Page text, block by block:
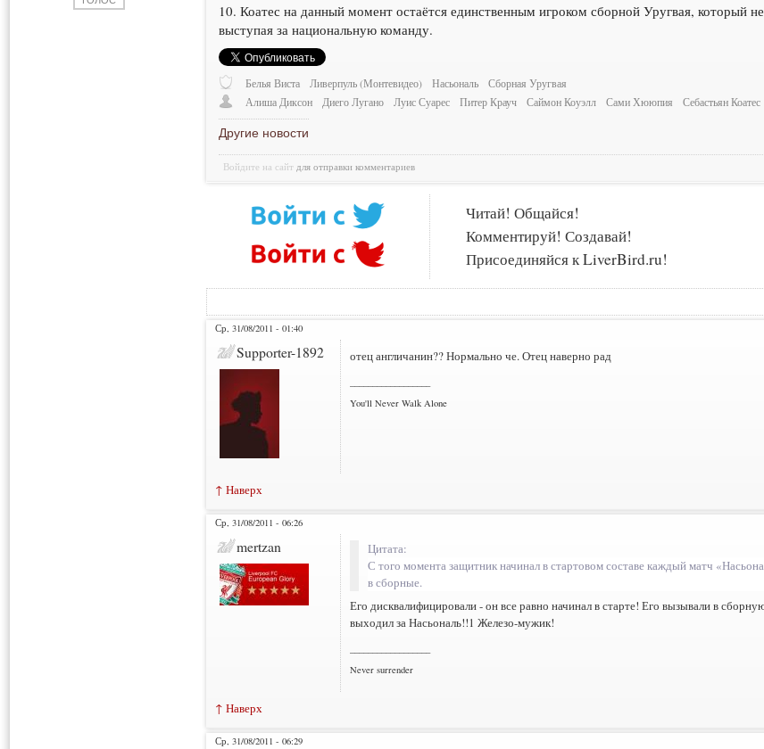
10. Коатес на данный момент остаётся единственным игроком сборной Уругвая, который
выступая за национальную команду.
Белья Виста Ливерпуль (Монтевидео) Насьональ
Сборная Уругвая
Алиша Диксон
Диего Лугано Луис Суарес Питер Крауч Саймон Коуэлл Сами Хююпия Себастьян Коатес
Другие новости
Войдите на сайт для отправки комментариев
Читай! Общайся!
Комментируй! Создавай!
Присоединяйся к LiverBird.ru!
Ср, 31/08/2011 - 01:40
Supporter-1892 отец англичанин?? Нормально че. Отец наверно рад
You'll Never Walk Alone
↑ Наверх
Ср, 31/08/2011 - 06:26
mertzan
Цитата:
С того момента защитник начинал в стартовом составе каждый матч
в сборные.
Его дисквалифицировали - он все равно начинал в старте! Его вызывали в
выходил за Насьональ!!1 Железо-мужик!
Never surrender
↑ Наверх
Ср, 31/08/2011 - 06:29